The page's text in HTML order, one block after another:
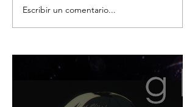
CONOCE A LOS ARTISTAS
QUE SE PRESENTARÁN
Escribir un comentario...